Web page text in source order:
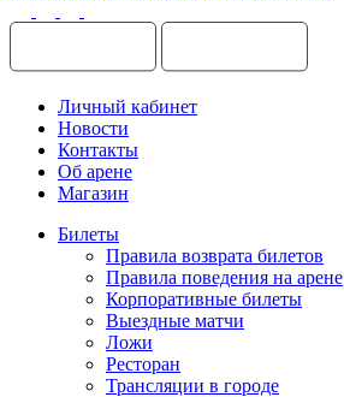
Личный кабинет
Новости
Контакты
Об арене
Магазин
Билеты
Правила возврата билетов
Правила поведения на арене
Корпоративные билеты
Выездные матчи
Ложи
Ресторан
Трансляции в городе